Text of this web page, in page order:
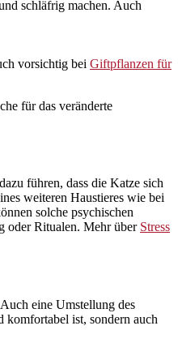
schläfrig machen. Auch
vorsichtig bei Giftpflanzen für
für das veränderte
führen, dass die Katze sich
weiteren Haustieres wie bei
solche psychischen
oder Ritualen. Mehr über Stress
eine Umstellung des
komfortabel ist, sondern auch